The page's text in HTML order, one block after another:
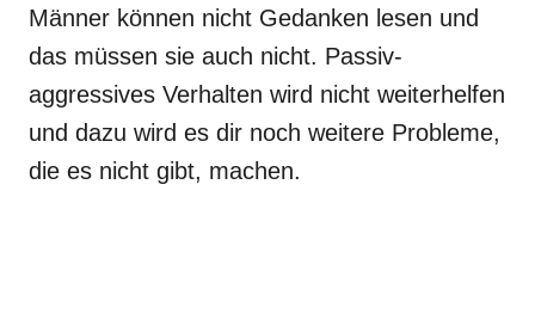
Männer können nicht Gedanken lesen und
das müssen sie auch nicht. Passiv-
aggressives Verhalten wird nicht weiterhelfen
und dazu wird es dir noch weitere Probleme,
die es nicht gibt, machen.